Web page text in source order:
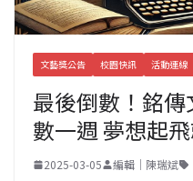
文藝獎公告 校園快訊 活動連線
最後倒數！銘
數一週 夢想起
2025-03-05 編輯｜陳瑞斌